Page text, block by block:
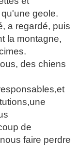
geole.
a regardé, puis
la montagne,
des chiens
de
faire perdre